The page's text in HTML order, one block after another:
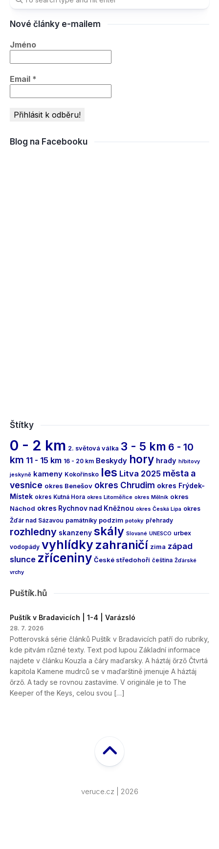
Nové články e-mailem
Jméno
Email *
Blog na Facebooku
Štítky
0 - 2 km 2. světová válka 3 - 5 km 6 - 10
km 11 - 15 km 16 - 20 km Beskydy hory hrady hřbitovy
jeskyně kameny Kokořínsko les Litva 2025 města a
vesnice okres Benešov okres Chrudim okres Frýdek-
Místek okres Kutná Hora okres Litoměřice okres Mělník okres
Náchod okres Rychnov nad Kněžnou okres Česká Lípa okres
Žďár nad Sázavou památníky podzim potoky přehrady
rozhledny skanzeny skály Slované UNESCO urbex
vodopády vyhlídkyzahraničí zima západ
slunce zříceniny České středohoří čeština Žďárské
vrchy
Puštík.hů
Puštík v Bradavicích | 1-4 | Varázsló
28. 7. 2026
Potterovská série článků Puštík v Bradavicích patří do rubriky,
kde pitvám různé texty. Text pod lupou Základní informace
najdete v článku Kouzla a čáry maďarsky. A háztáj őrző Čtvrtá
kapitola Kamene mudrců se v maďarštině jmenuje A háztáj
őrző. A tady se rovnou zastavíme. V originále je to The
Keeper of the Keys, celou svou […]
veruce.cz | 2026